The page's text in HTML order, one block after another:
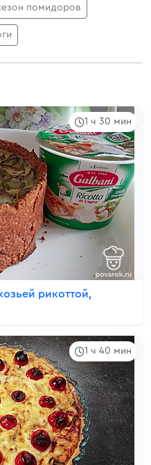
помидоров
1 ч 30 мин
рикоттой,
1 ч 40 мин